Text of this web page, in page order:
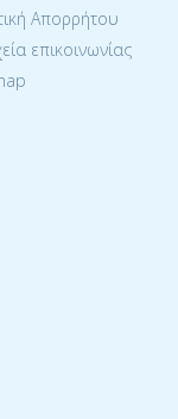
Απορρήτου
επικοινωνίας